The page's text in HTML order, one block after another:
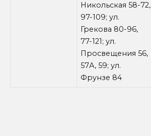
Никольская 58-72,
97-109; ул.
Грекова 80-96,
77-121; ул.
Просвещения 56,
57А, 59; ул.
Фрунзе 84